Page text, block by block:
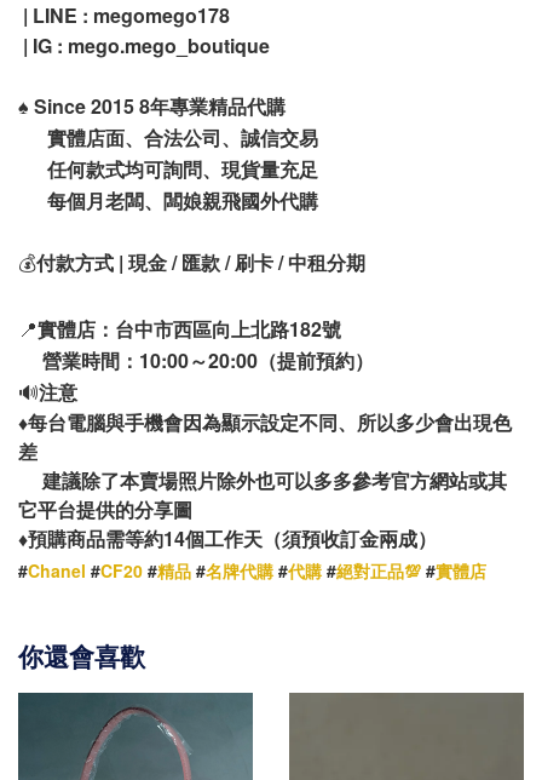
| LINE : megomego178
| IG : mego.mego_boutique
♠️ Since 2015 8年專業精品代購
實體店面、合法公司、誠信交易
任何款式均可詢問、現貨量充足
每個月老闆、闆娘親飛國外代購
💰付款方式 | 現金 / 匯款 / 刷卡 / 中租分期
📍實體店：台中市西區向上北路182號
營業時間：10:00～20:00（提前預約）
🔊注意
♦️每台電腦與手機會因為顯示設定不同、所以多少會出現色
差
建議除了本賣場照片除外也可以多多參考官方網站或其
它平台提供的分享圖
♦️預購商品需等約14個工作天（須預收訂金兩成）
#Chanel #CF20 #精品 #名牌代購 #代購 #絕對正品💯 #實體店
你還會喜歡